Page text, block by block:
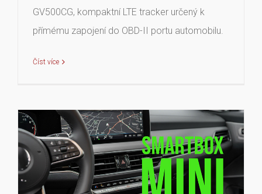
GV500CG, kompaktní LTE tracker určený k
přímému zapojení do OBD-II portu automobilu.
Číst více